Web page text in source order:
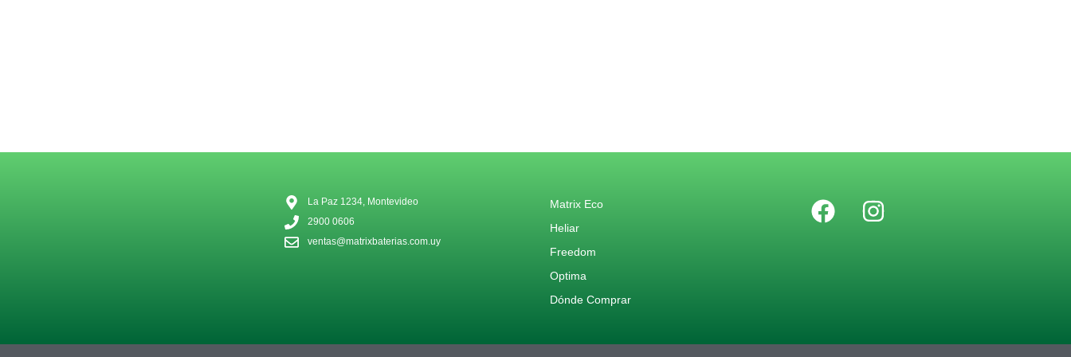
La Paz 1234, Montevideo
2900 0606
ventas@matrixbaterias.com.uy
Matrix Eco
Heliar
Freedom
Optima
Dónde Comprar